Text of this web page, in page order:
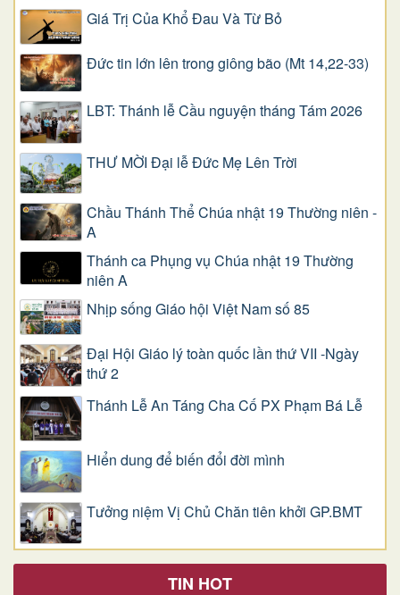
Giá Trị Của Khổ Ðau Và Từ Bỏ
Đức tin lớn lên trong giông bão (Mt 14,22-33)
LBT: Thánh lễ Cầu nguyện tháng Tám 2026
THƯ MỜI Đại lễ Đức Mẹ Lên Trời
Chầu Thánh Thể Chúa nhật 19 Thường niên -
A
Thánh ca Phụng vụ Chúa nhật 19 Thường
niên A
Nhịp sống Giáo hội Việt Nam số 85
Đại Hội Giáo lý toàn quốc lần thứ VII -Ngày
thứ 2
Thánh Lễ An Táng Cha Cố PX Phạm Bá Lễ
Hiển dung để biến đổi đời mình
Tưởng niệm Vị Chủ Chăn tiên khởi GP.BMT
TIN HOT